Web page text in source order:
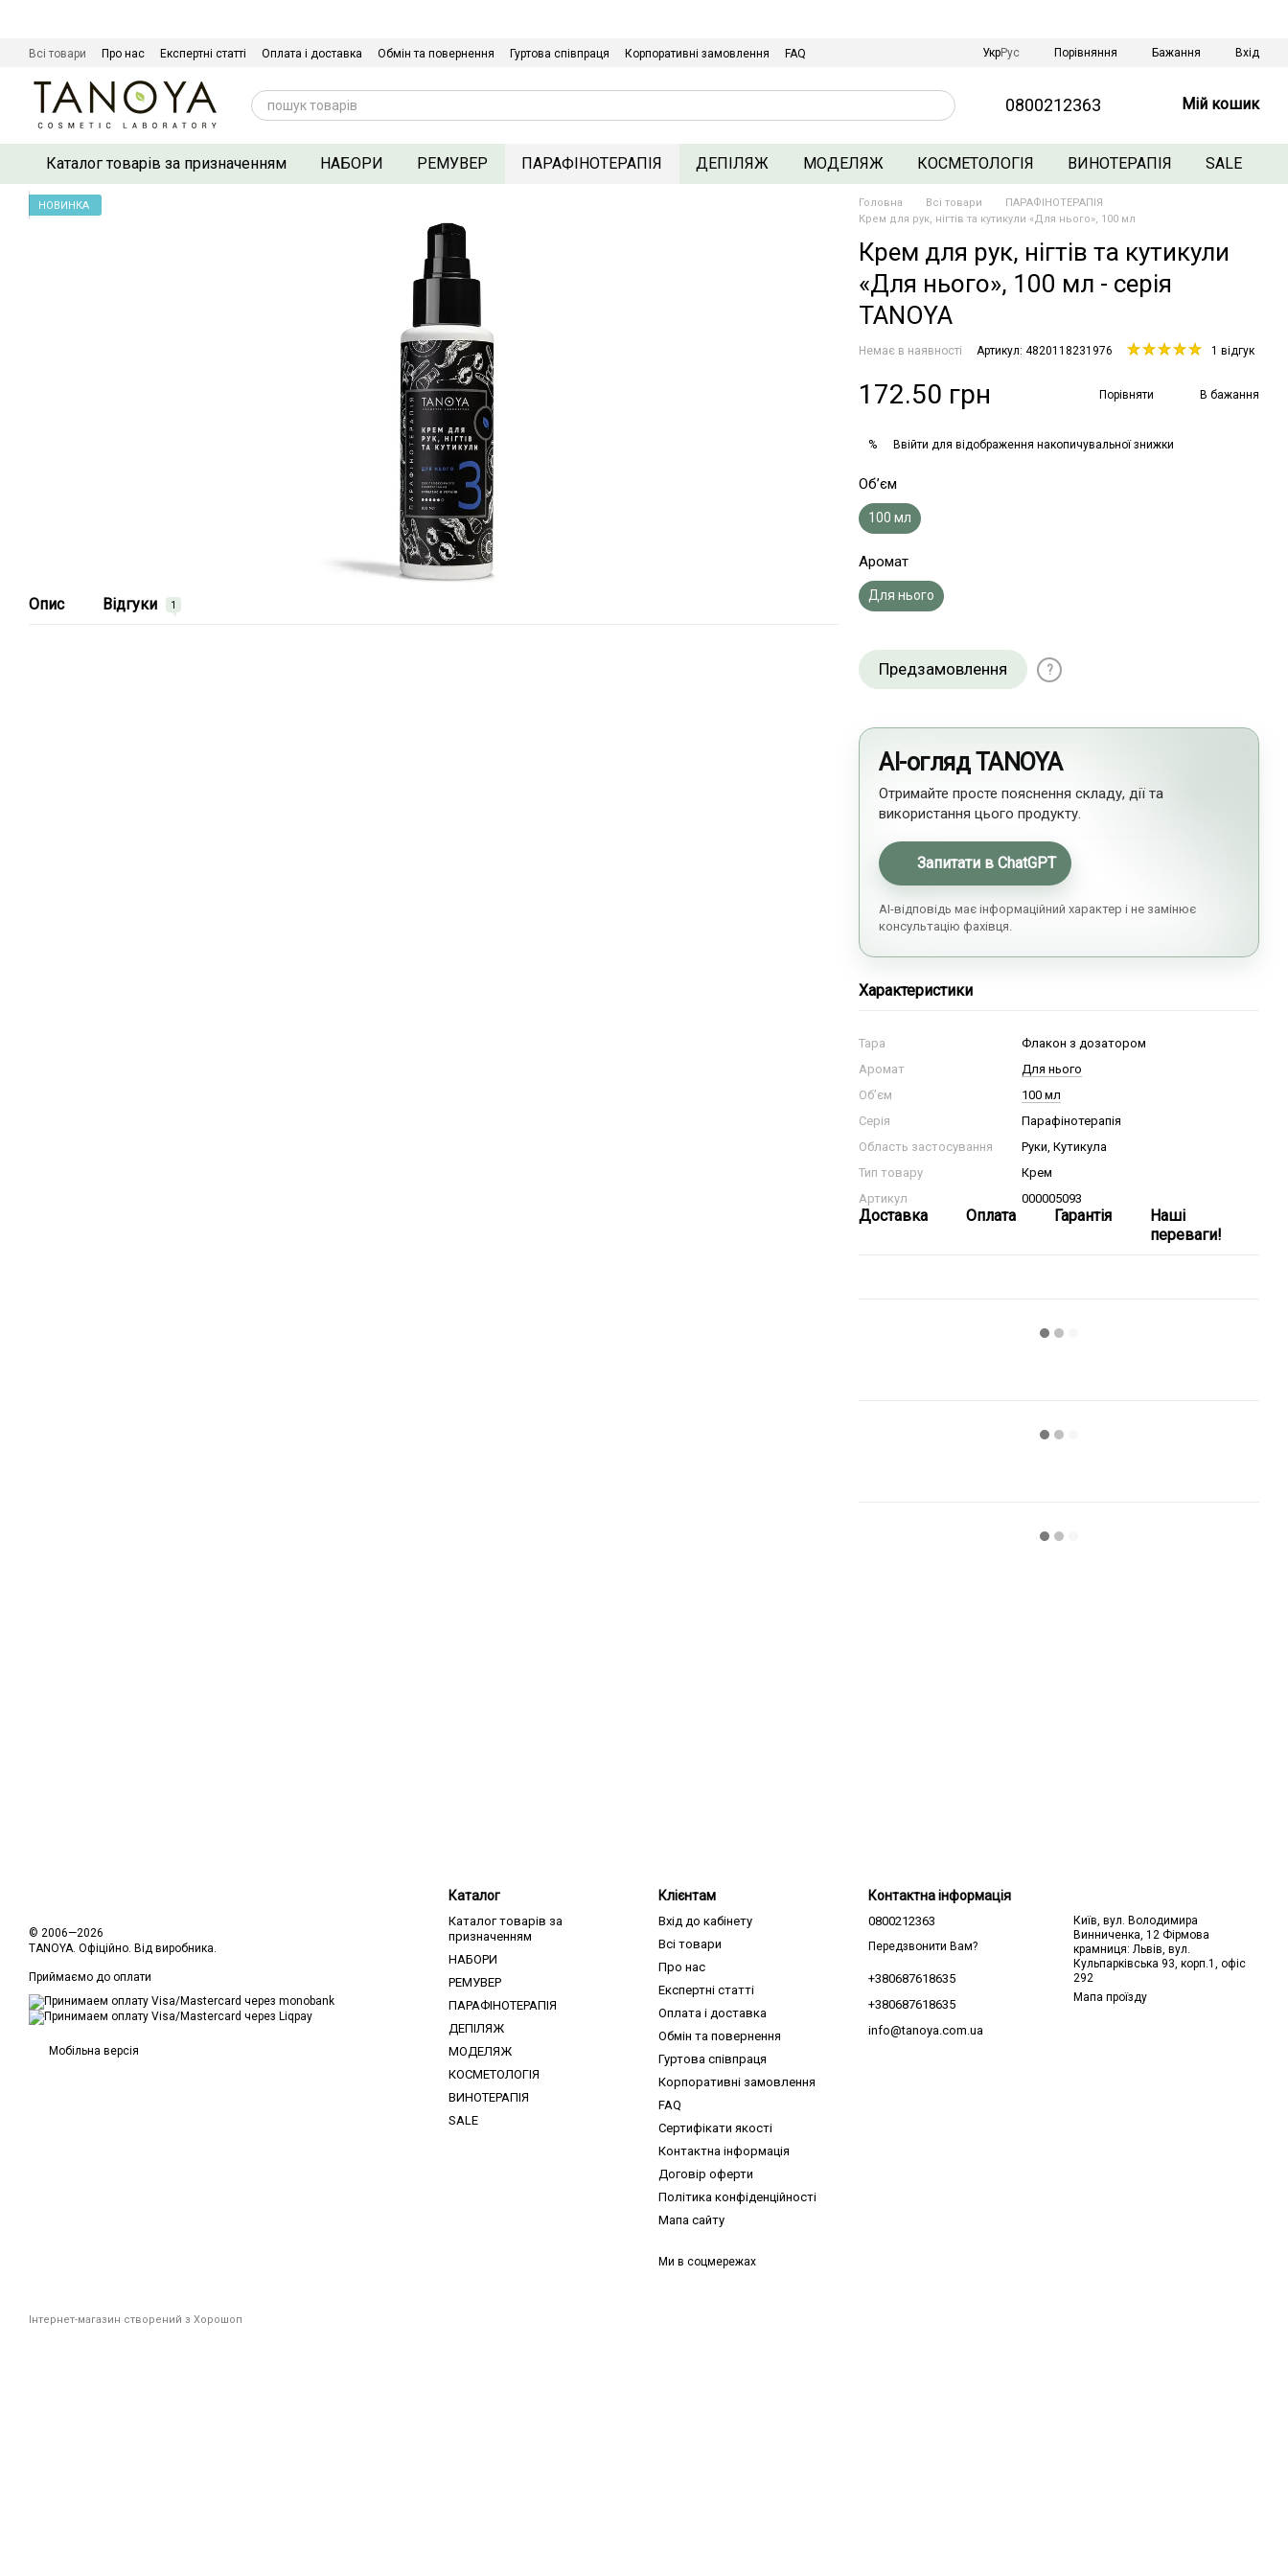
Всі товари Про нас Експертні статті Оплата і доставка Обмін та повернення Гуртова співпраця Корпоративні замовлення
FAQ
УкрРус Порівняння Бажання Вхід
0800212363 Мій кошик
Каталог товарів за призначенням НАБОРИ РЕМУВЕР ПАРАФІНОТЕРАПІЯ ДЕПІЛЯЖ МОДЕЛЯЖ КОСМЕТОЛОГІЯ ВИНОТЕРАПІЯ SALE
НОВИНКА
Опис Відгуки 1
Головна Всі товари
ПАРАФІНОТЕРАПІЯ
Крем для рук, нігтів та кутикули «Для нього», 100 мл
Крем для рук, нігтів та кутикули
«Для нього», 100 мл - серія
TANOYA
Немає в наявності Артикул: 4820118231976 1 відгук
172.50 грн Порівняти В бажання
% Ввійти для відображення накопичувальної знижки
Об’єм
100 мл
Аромат
Для нього
Предзамовлення ?
AI-огляд TANOYA
Отримайте просте пояснення складу, дії та
використання цього продукту.
Запитати в ChatGPT
AI-відповідь має інформаційний характер і не замінює
консультацію фахівця.
Характеристики
Тара
Флакон з дозатором
Аромат
Для нього
Об’єм
100 мл
Серія
Парафінотерапія
Область застосування
Руки, Кутикула
Тип товару
Крем
Артикул
000005093
Доставка Оплата Гарантія
Наші
переваги!
© 2006—2026
TANOYA. Офіційно. Від виробника.
Приймаємо до оплати
Мобільна версія
Інтернет-магазин створений з Хорошоп
Каталог
Каталог товарів за
призначенням
НАБОРИ
РЕМУВЕР
ПАРАФІНОТЕРАПІЯ
ДЕПІЛЯЖ
МОДЕЛЯЖ
КОСМЕТОЛОГІЯ
ВИНОТЕРАПІЯ
SALE
Клієнтам
Вхід до кабінету
Всі товари
Про нас
Експертні статті
Оплата і доставка
Обмін та повернення
Гуртова співпраця
Корпоративні замовлення
FAQ
Сертифікати якості
Контактна інформація
Договір оферти
Політика конфіденційності
Мапа сайту
Ми в соцмережах
Контактна інформація
0800212363
Передзвонити Вам?
+380687618635
+380687618635
info@tanoya.com.ua
Київ, вул. Володимира
Винниченка, 12 Фірмова
крамниця: Львів, вул.
Кульпарківська 93, корп.1, офіс
292
Мапа проїзду